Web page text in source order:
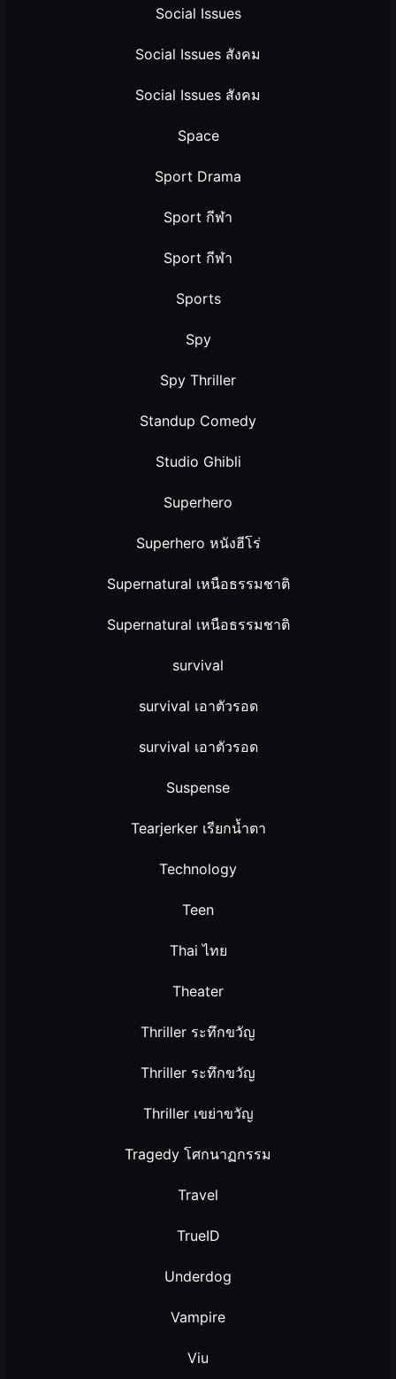
Social Issues
Social Issues สังคม
Social Issues สังคม
Space
Sport Drama
Sport กีฬา
Sport กีฬา
Sports
Spy
Spy Thriller
Standup Comedy
Studio Ghibli
Superhero
Superhero หนังฮีโร่
Supernatural เหนือธรรมชาติ
Supernatural เหนือธรรมชาติ
survival
survival เอาตัวรอด
survival เอาตัวรอด
Suspense
Tearjerker เรียกน้ำตา
Technology
Teen
Thai ไทย
Theater
Thriller ระทึกขวัญ
Thriller ระทึกขวัญ
Thriller เขย่าขวัญ
Tragedy โศกนาฏกรรม
Travel
TrueID
Underdog
Vampire
Viu